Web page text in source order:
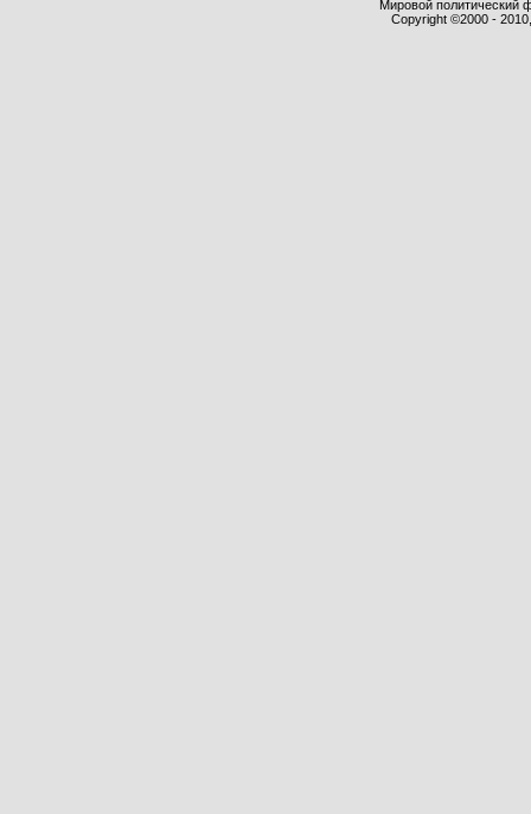
Мировой политический
Copyright ©2000 -